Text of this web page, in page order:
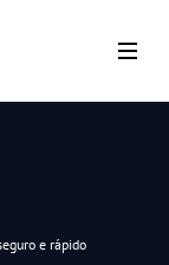
e rápido